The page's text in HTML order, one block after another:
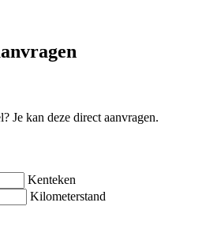
Je kan deze direct aanvragen.
Kenteken
Kilometerstand